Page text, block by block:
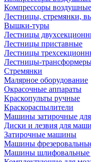
Компрессоры
Лестницы, стремянки,
Вышки-туры
Лестницы
Лестницы приставные
Лестницы
Лестницы-
Стремянки
Малярное оборудование
Окрасочные аппараты
Краскопульты ручные
Краскораспылители
Машины затирочные для
Диски и лезвия для
Затирочные машины
Машины
Машины шлифовальные